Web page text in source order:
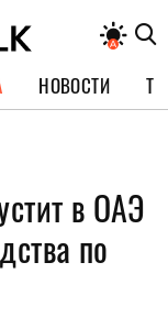
НОВОСТИ
в ОАЭ
по